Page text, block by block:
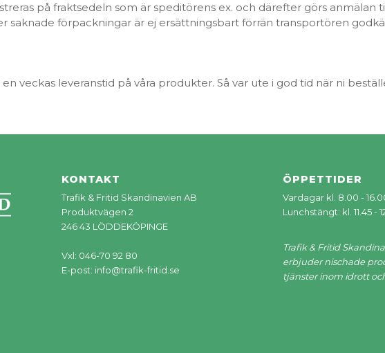
på fraktsedeln som är speditörens ex. och därefter görs
saknade förpackningar är ej ersättningsbart förrän transportören
veckas leveranstid på våra produkter. Så var ute i god tid när ni
KONTAKT
Trafik & Fritid Skandinavien AB
Produktvägen 2
246 43 LÖDDEKÖPINGE
Vxl: 046-70 92 80
E-post: info@trafik-fritid.se
ÖPPETTIDER
Vardagar kl. 8.00 -
Lunchstängt: kl. 11.45 -
Trafik & Fritid
erbjuder nischade
tjänster inom idrott